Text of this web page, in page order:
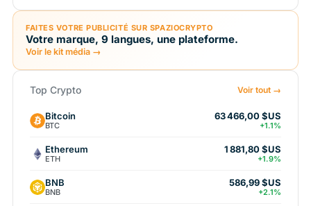
FAITES VOTRE PUBLICITÉ SUR SPAZIOCRYPTO
Votre marque, 9 langues, une plateforme.
Voir le kit média →
Top Crypto Voir tout →
Bitcoin
BTC
63 466,00 $US
+1.1%
Ethereum
ETH
1 881,80 $US
+1.9%
BNB
BNB
586,99 $US
+2.1%